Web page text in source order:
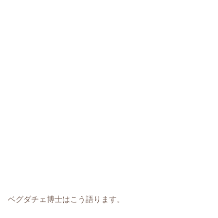
ベグダチェ博士はこう語ります。